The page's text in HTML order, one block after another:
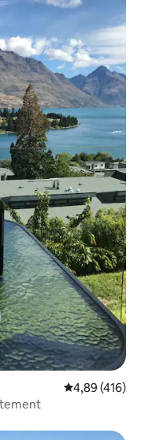
Gemiddelde
4,89 (416)